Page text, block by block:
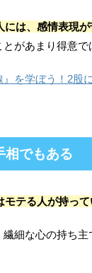
には、感情表現
があまり得意で
を学ぼう！2股
相でもある
モテる人が持っ
細な心の持ち